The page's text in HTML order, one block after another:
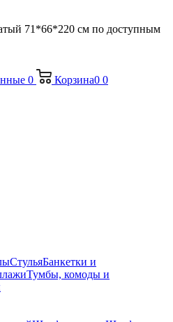
71*66*220 см по доступным
0 Корзина0 0
СтульяБанкетки и
Тумбы, комоды и